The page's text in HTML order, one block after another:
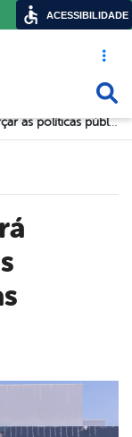
Acesso
Novo veículo que irá reforçar as políticas públicas voltadas às mulheres
ACESSIBILIDADE